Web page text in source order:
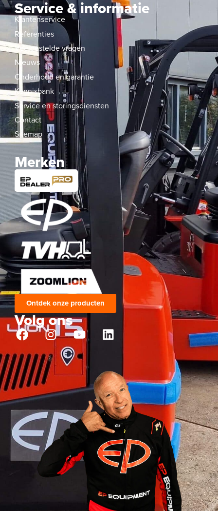
Service & informatie
Klantenservice
Referenties
Veelgestelde vragen
Nieuws
Onderhoud en garantie
Kennisbank
Service en storingsdiensten
Contact
Sitemap
Merken
Ontdek onze producten
Volg ons